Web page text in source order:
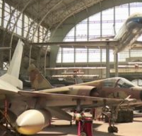
bras de la
brasserie
bruxellois